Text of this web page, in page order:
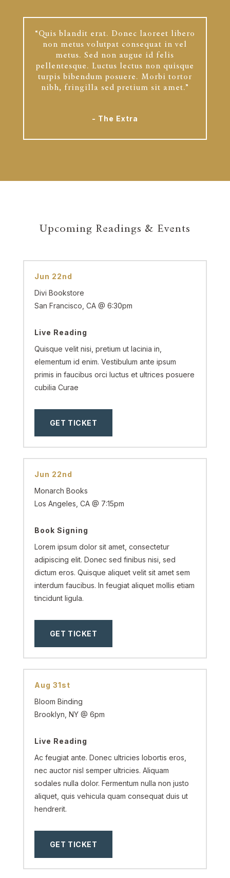
“Quis blandit erat. Donec laoreet libero
non metus volutpat consequat in vel
metus. Sed non augue id felis
pellentesque. Luctus lectus non quisque
turpis bibendum posuere. Morbi tortor
nibh, fringilla sed pretium sit amet.”
- The Extra
Upcoming Readings & Events
Jun 22nd
Divi Bookstore
San Francisco, CA @ 6:30pm
Live Reading
Quisque velit nisi, pretium ut lacinia in,
elementum id enim. Vestibulum ante ipsum
primis in faucibus orci luctus et ultrices posuere
cubilia Curae
GET TICKET
Jun 22nd
Monarch Books
Los Angeles, CA @ 7:15pm
Book Signing
Lorem ipsum dolor sit amet, consectetur
adipiscing elit. Donec sed finibus nisi, sed
dictum eros. Quisque aliquet velit sit amet sem
interdum faucibus. In feugiat aliquet mollis etiam
tincidunt ligula.
GET TICKET
Aug 31st
Bloom Binding
Brooklyn, NY @ 6pm
Live Reading
Ac feugiat ante. Donec ultricies lobortis eros,
nec auctor nisl semper ultricies. Aliquam
sodales nulla dolor. Fermentum nulla non justo
aliquet, quis vehicula quam consequat duis ut
hendrerit.
GET TICKET